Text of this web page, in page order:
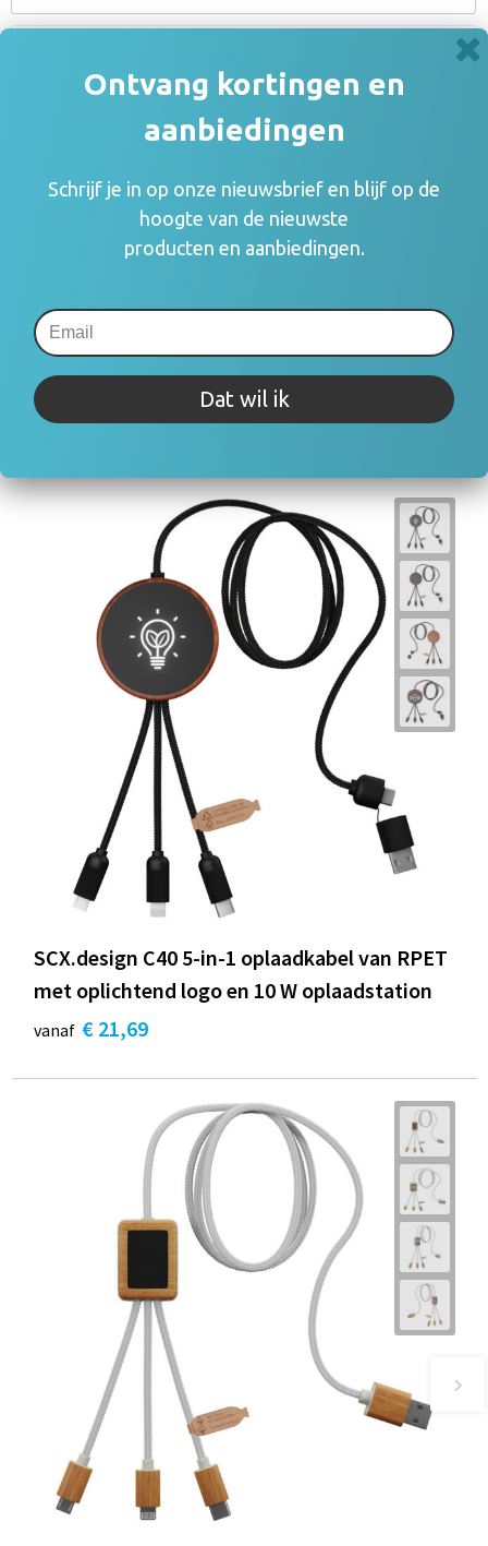
Specificaties
Prijsinformatie
Indien de staffels niet aanwezig zijn moet je
Draai uw mobiel voor de Prijs informatie
Gerelateerde producten
SCX.design C40 5-in-1 oplaadkabel van RPET
met oplichtend logo en 10 W oplaadstation
vanaf € 21,69
Ontvang kortingen en
aanbiedingen
Schrijf je in op onze nieuwsbrief en blijf op de
hoogte van de nieuwste
producten en aanbiedingen.
Dat wil ik